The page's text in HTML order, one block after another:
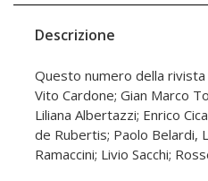
Descrizione
Questo numero della
Vito Cardone; Gian Marco
Liliana Albertazzi; Enrico
de Rubertis; Paolo Belardi,
Ramaccini; Livio Sacchi;